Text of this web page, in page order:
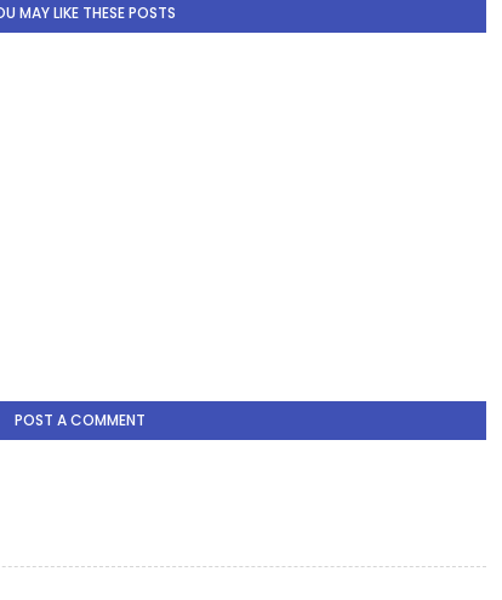
MAY LIKE THESE POSTS
POST A COMMENT